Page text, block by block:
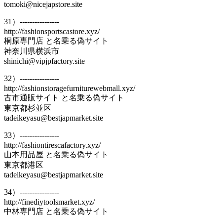
tomoki@nicejapstore.site
31）----------------
http://fashionsportscastore.xyz/
桐原専門店 と名乗る偽サイト
神奈川県横浜市
shinichi@vipjpfactory.site
32）----------------
http://fashionstoragefurniturewebmall.xyz/
古市通販サイト と名乗る偽サイト
東京都杉並区
tadeikeyasu@bestjapmarket.site
33）----------------
http://fashiontirescafactory.xyz/
山本用品屋 と名乗る偽サイト
東京都港区
tadeikeyasu@bestjapmarket.site
34）----------------
http://finediytoolsmarket.xyz/
中林専門店 と名乗る偽サイト